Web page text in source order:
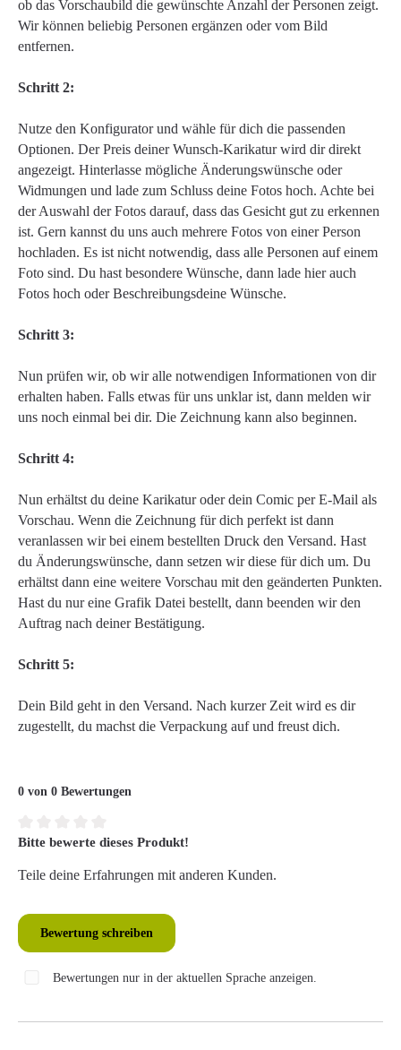
ob das Vorschaubild die gewünschte Anzahl der Personen zeigt.
Wir können beliebig Personen ergänzen oder vom Bild
entfernen.
Schritt 2:
Nutze den Konfigurator und wähle für dich die passenden
Optionen. Der Preis deiner Wunsch-Karikatur wird dir direkt
angezeigt. Hinterlasse mögliche Änderungswünsche oder
Widmungen und lade zum Schluss deine Fotos hoch. Achte bei
der Auswahl der Fotos darauf, dass das Gesicht gut zu erkennen
ist. Gern kannst du uns auch mehrere Fotos von einer Person
hochladen. Es ist nicht notwendig, dass alle Personen auf einem
Foto sind. Du hast besondere Wünsche, dann lade hier auch
Fotos hoch oder Beschreibungsdeine Wünsche.
Schritt 3:
Nun prüfen wir, ob wir alle notwendigen Informationen von dir
erhalten haben. Falls etwas für uns unklar ist, dann melden wir
uns noch einmal bei dir. Die Zeichnung kann also beginnen.
Schritt 4:
Nun erhältst du deine Karikatur oder dein Comic per E-Mail als
Vorschau. Wenn die Zeichnung für dich perfekt ist dann
veranlassen wir bei einem bestellten Druck den Versand. Hast
du Änderungswünsche, dann setzen wir diese für dich um. Du
erhältst dann eine weitere Vorschau mit den geänderten Punkten.
Hast du nur eine Grafik Datei bestellt, dann beenden wir den
Auftrag nach deiner Bestätigung.
Schritt 5:
Dein Bild geht in den Versand. Nach kurzer Zeit wird es dir
zugestellt, du machst die Verpackung auf und freust dich.
0 von 0 Bewertungen
Durchschnittliche Bewertung von 0 von 5 Sternen
Bitte bewerte dieses Produkt!
Teile deine Erfahrungen mit anderen Kunden.
Bewertung schreiben
Bewertungen nur in der aktuellen Sprache anzeigen.